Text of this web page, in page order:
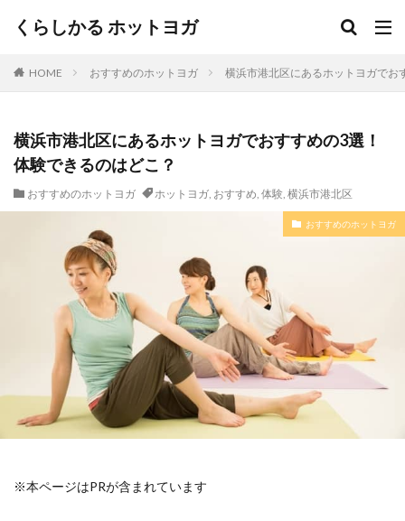
くらしかる ホットヨガ
HOME おすすめのホットヨガ 横浜市港北区にあるホットヨガでお
横浜市港北区にあるホットヨガでおすすめの3選！
体験できるのはどこ？
おすすめのホットヨガ ホットヨガ, おすすめ, 体験, 横浜市港北区
おすすめのホットヨガ
※本ページはPRが含まれています